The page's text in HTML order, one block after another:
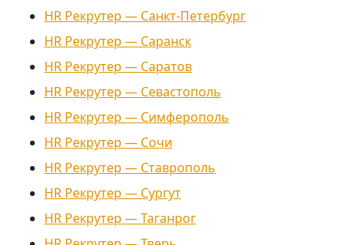
HR Рекрутер — Санкт-Петербург
HR Рекрутер — Саранск
HR Рекрутер — Саратов
HR Рекрутер — Севастополь
HR Рекрутер — Симферополь
HR Рекрутер — Сочи
HR Рекрутер — Ставрополь
HR Рекрутер — Сургут
HR Рекрутер — Таганрог